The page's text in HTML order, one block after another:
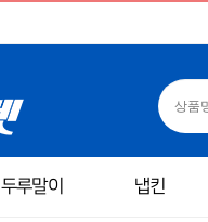
두루말이 냅킨